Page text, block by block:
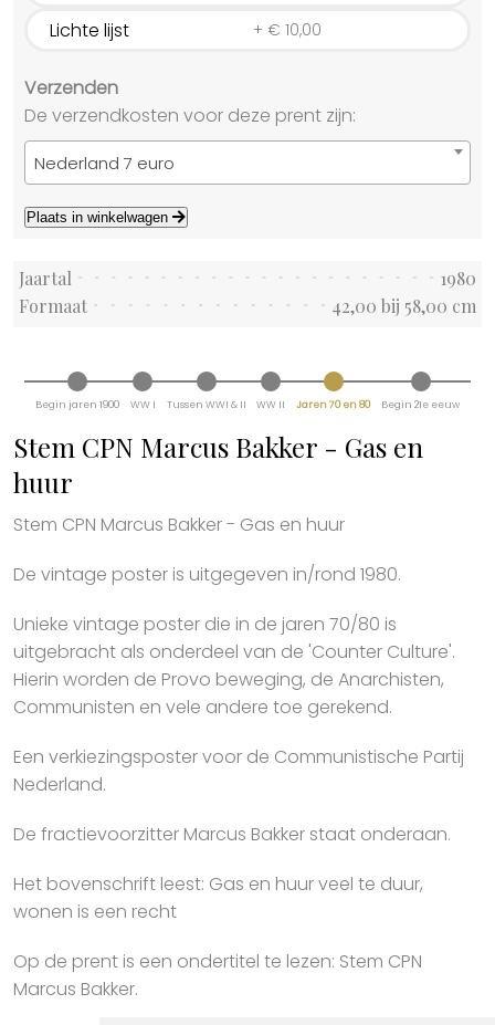
Lichte lijst + € 10,00
Verzenden
De verzendkosten voor deze prent zijn:
Nederland 7 euro
Plaats in winkelwagen
Jaartal
1980
Formaat
42,00 bij 58,00 cm
Begin jaren 1900 WW I Tussen WWI & II WW II Jaren 70 en 80 Begin 21e eeuw
Stem CPN Marcus Bakker - Gas en
huur
Stem CPN Marcus Bakker - Gas en huur
De vintage poster is uitgegeven in/rond 1980.
Unieke vintage poster die in de jaren 70/80 is
uitgebracht als onderdeel van de 'Counter Culture'.
Hierin worden de Provo beweging, de Anarchisten,
Communisten en vele andere toe gerekend.
Een verkiezingsposter voor de Communistische Partij
Nederland.
De fractievoorzitter Marcus Bakker staat onderaan.
Het bovenschrift leest: Gas en huur veel te duur,
wonen is een recht
Op de prent is een ondertitel te lezen: Stem CPN
Marcus Bakker.